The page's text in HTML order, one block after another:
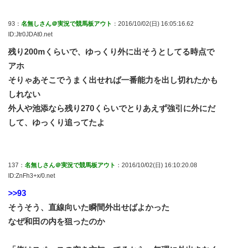
93： 名無しさん＠実況で競馬板アウト ：2016/10/02(日) 16:05:16.62
ID:Jtr0JDAt0.net
残り200mくらいで、ゆっくり外に出そうとしてる時点で
アホ
そりゃあそこでうまく出せれば一番能力を出し切れたかも
しれない
外人や池添なら残り270くらいでとりあえず強引に外にだ
して、ゆっくり追ってたよ
137： 名無しさん＠実況で競馬板アウト ：2016/10/02(日) 16:10:20.08
ID:ZnFh3+x/0.net
>>93
そうそう、直線向いた瞬間外出せばよかった
なぜ和田の内を狙ったのか